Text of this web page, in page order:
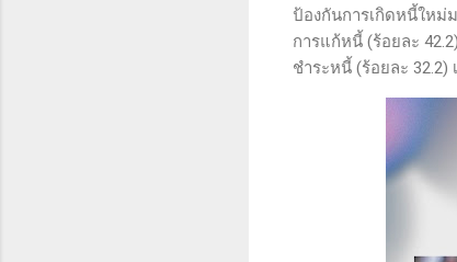
ป้องกันการเกิดหนี้ใหม่
การแก้หนี้ (ร้อยละ
ชำระหนี้ (ร้อยละ 32.2)